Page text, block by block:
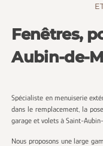
Fenêtres,
Aubin-de-
Spécialiste en menuiserie
dans le remplacement, la
garage et volets à Saint-
Nous proposons une large